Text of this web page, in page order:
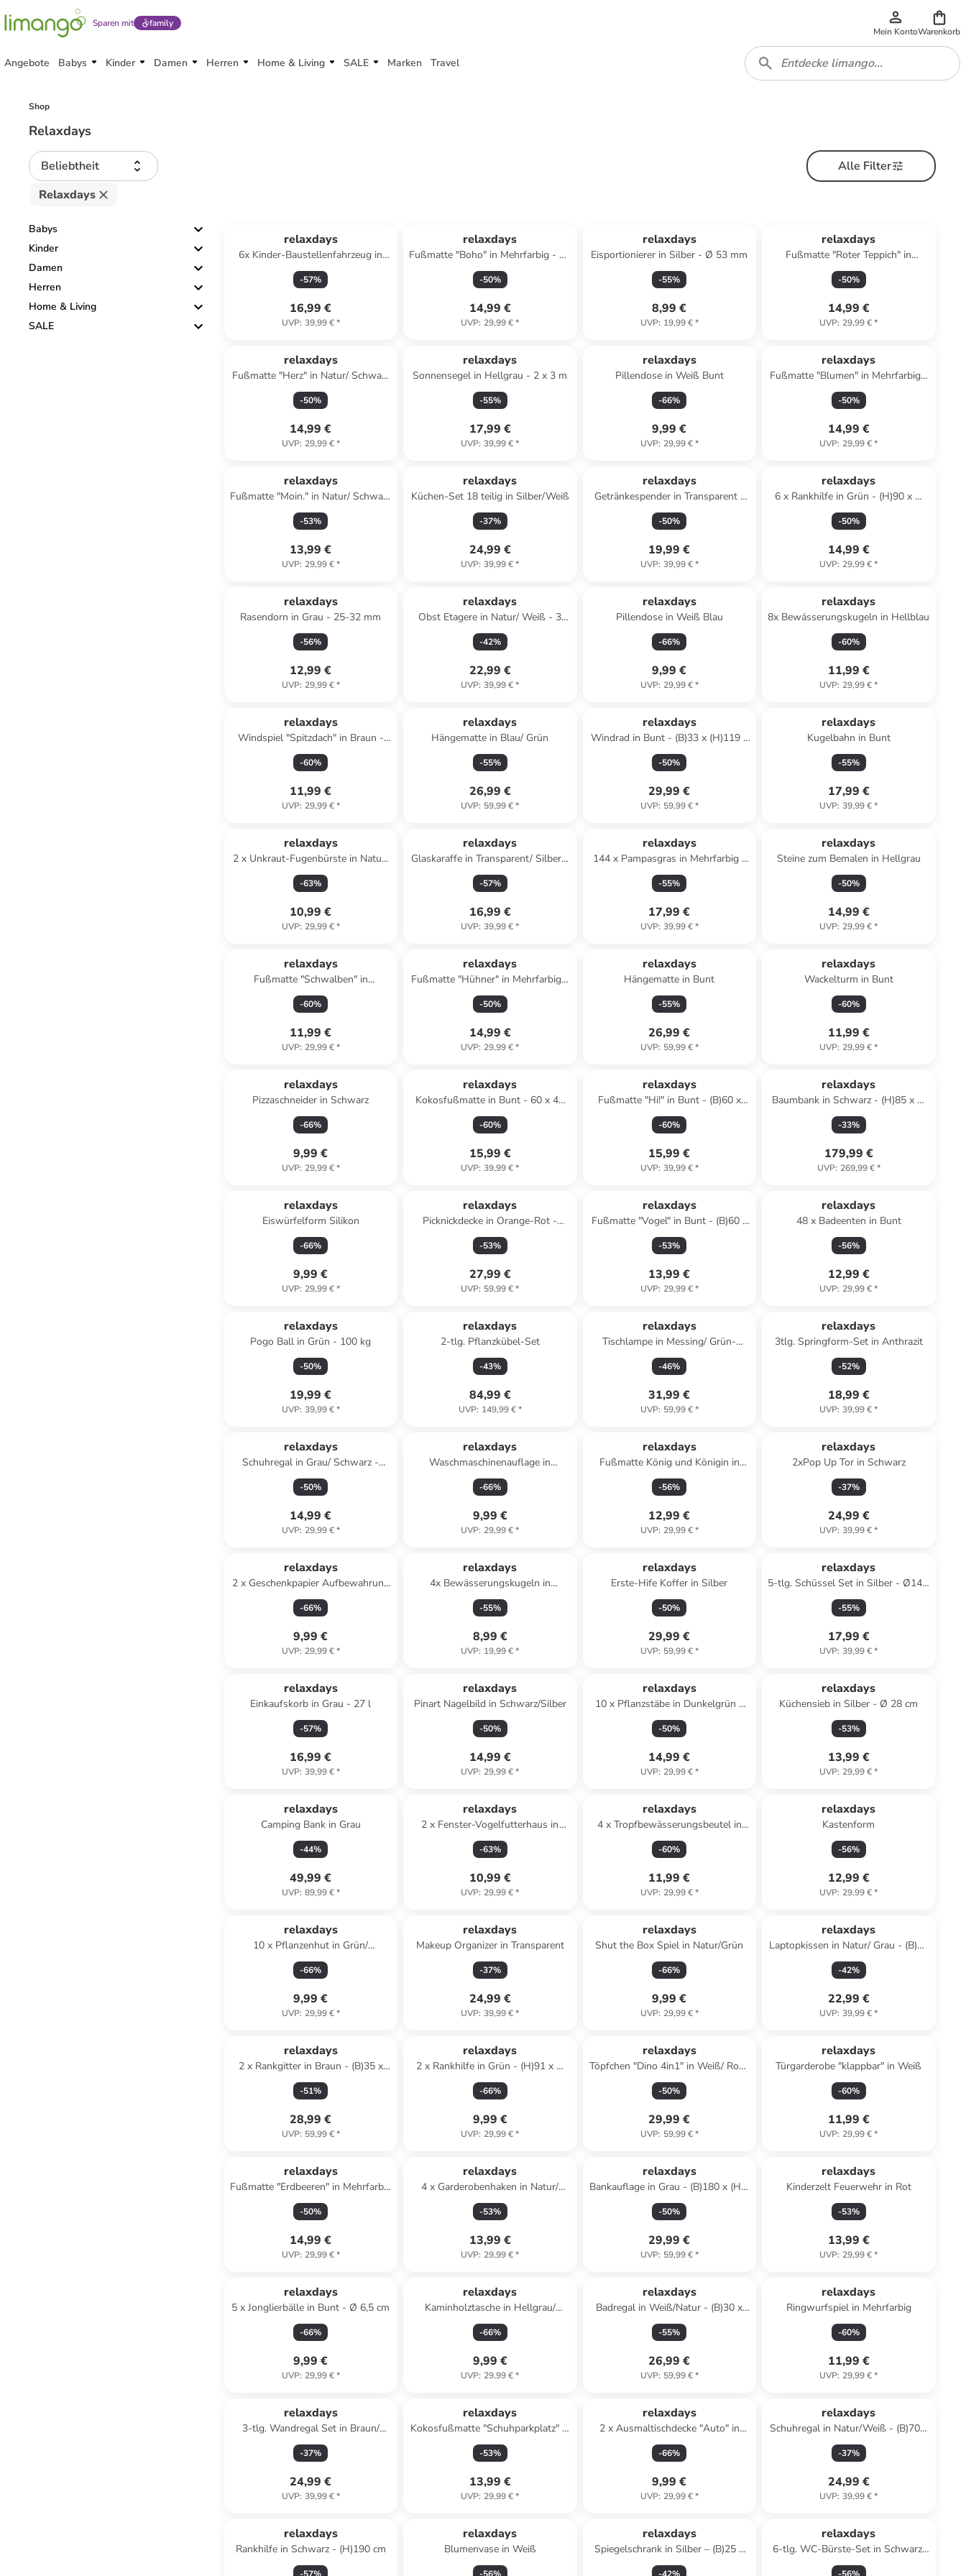
Sparen mit family
Mein KontoWarenkorb
Angebote Babys Kinder Damen Herren Home & Living SALE Marken Travel
Shop
Relaxdays
Beliebtheit
Alle Filter
Relaxdays
Babys
Kinder
Damen
Herren
Home & Living
SALE
relaxdays
6x Kinder-Baustellenfahrzeug in
Orange/ Schwarz
-57%
16,99 €
UVP: 39,99 €*
relaxdays
Fußmatte "Boho" in Mehrfarbig - 60
x 40 cm
-50%
14,99 €
UVP: 29,99 €*
relaxdays
Eisportionierer in Silber - Ø 53 mm
-55%
8,99 €
UVP: 19,99 €*
relaxdays
Fußmatte "Roter Teppich" in
Schwarz - 40 x 60 cm
-50%
14,99 €
UVP: 29,99 €*
relaxdays
Fußmatte "Herz" in Natur/ Schwarz
- 75 x 25 cm
-50%
14,99 €
UVP: 29,99 €*
relaxdays
Sonnensegel in Hellgrau - 2 x 3 m
-55%
17,99 €
UVP: 39,99 €*
relaxdays
Pillendose in Weiß Bunt
-66%
9,99 €
UVP: 29,99 €*
relaxdays
Fußmatte "Blumen" in Mehrfarbig -
60 x 40 cm
-50%
14,99 €
UVP: 29,99 €*
relaxdays
Fußmatte "Moin." in Natur/ Schwarz
- (B)75 x (T)25 cm
-53%
13,99 €
UVP: 29,99 €*
relaxdays
Küchen-Set 18 teilig in Silber/Weiß
-37%
24,99 €
UVP: 39,99 €*
relaxdays
Getränkespender in Transparent -
3,3 Liter
-50%
19,99 €
UVP: 39,99 €*
relaxdays
6 x Rankhilfe in Grün - (H)90 x Ø
28 cm
-50%
14,99 €
UVP: 29,99 €*
relaxdays
Rasendorn in Grau - 25-32 mm
-56%
12,99 €
UVP: 29,99 €*
relaxdays
Obst Etagere in Natur/ Weiß - 3
Etagen
-42%
22,99 €
UVP: 39,99 €*
relaxdays
Pillendose in Weiß Blau
-66%
9,99 €
UVP: 29,99 €*
relaxdays
8x Bewässerungskugeln in Hellblau
-60%
11,99 €
UVP: 29,99 €*
relaxdays
Windspiel "Spitzdach" in Braun -
(B)14 x (H)68 x (T)7 cm
-60%
11,99 €
UVP: 29,99 €*
relaxdays
Hängematte in Blau/ Grün
-55%
26,99 €
UVP: 59,99 €*
relaxdays
Windrad in Bunt - (B)33 x (H)119 x
(T)15,5 cm
-50%
29,99 €
UVP: 59,99 €*
relaxdays
Kugelbahn in Bunt
-55%
17,99 €
UVP: 39,99 €*
relaxdays
2 x Unkraut-Fugenbürste in Natur/
Gold
-63%
10,99 €
UVP: 29,99 €*
relaxdays
Glaskaraffe in Transparent/ Silber -
1688 ml
-57%
16,99 €
UVP: 39,99 €*
relaxdays
144 x Pampasgras in Mehrfarbig -
41 cm
-55%
17,99 €
UVP: 39,99 €*
relaxdays
Steine zum Bemalen in Hellgrau
-50%
14,99 €
UVP: 29,99 €*
relaxdays
Fußmatte "Schwalben" in
Mehrfarbig - 60 x 40 cm
-60%
11,99 €
UVP: 29,99 €*
relaxdays
Fußmatte "Hühner" in Mehrfarbig -
60 x 40 cm
-50%
14,99 €
UVP: 29,99 €*
relaxdays
Hängematte in Bunt
-55%
26,99 €
UVP: 59,99 €*
relaxdays
Wackelturm in Bunt
-60%
11,99 €
UVP: 29,99 €*
relaxdays
Pizzaschneider in Schwarz
-66%
9,99 €
UVP: 29,99 €*
relaxdays
Kokosfußmatte in Bunt - 60 x 40
cm
-60%
15,99 €
UVP: 39,99 €*
relaxdays
Fußmatte "Hi!" in Bunt - (B)60 x
(T)40 cm
-60%
15,99 €
UVP: 39,99 €*
relaxdays
Baumbank in Schwarz - (H)85 x Ø
160 cm
-33%
179,99 €
UVP: 269,99 €*
relaxdays
Eiswürfelform Silikon
-66%
9,99 €
UVP: 29,99 €*
relaxdays
Picknickdecke in Orange-Rot -
(L)200 x (B)200 cm
-53%
27,99 €
UVP: 59,99 €*
relaxdays
Fußmatte "Vogel" in Bunt - (B)60 x
(T)40 cm
-53%
13,99 €
UVP: 29,99 €*
relaxdays
48 x Badeenten in Bunt
-56%
12,99 €
UVP: 29,99 €*
relaxdays
Pogo Ball in Grün - 100 kg
-50%
19,99 €
UVP: 39,99 €*
relaxdays
2-tlg. Pflanzkübel-Set
-43%
84,99 €
UVP: 149,99 €*
relaxdays
Tischlampe in Messing/ Grün-
(H)33,5 x Ø 18 cm
-46%
31,99 €
UVP: 59,99 €*
relaxdays
3tlg. Springform-Set in Anthrazit
-52%
18,99 €
UVP: 39,99 €*
relaxdays
Schuhregal in Grau/ Schwarz -
(B)38 x (H)121 x (T)30 cm
-50%
14,99 €
UVP: 29,99 €*
relaxdays
Waschmaschinenauflage in
Anthrazit/ Creme - (B)130 x (T)55
cm
-66%
9,99 €
UVP: 29,99 €*
relaxdays
Fußmatte König und Königin in
Braun - (B)60 x (T)40 cm
-56%
12,99 €
UVP: 29,99 €*
relaxdays
2xPop Up Tor in Schwarz
-37%
24,99 €
UVP: 39,99 €*
relaxdays
2 x Geschenkpapier Aufbewahrung
in Transparent - (H)79 x Ø 22 cm
-66%
9,99 €
UVP: 29,99 €*
relaxdays
4x Bewässerungskugeln in
Terracotta
-55%
8,99 €
UVP: 19,99 €*
relaxdays
Erste-Hife Koffer in Silber
-50%
29,99 €
UVP: 59,99 €*
relaxdays
5-tlg. Schüssel Set in Silber - Ø14 -
24 cm
-55%
17,99 €
UVP: 39,99 €*
relaxdays
Einkaufskorb in Grau - 27 l
-57%
16,99 €
UVP: 39,99 €*
relaxdays
Pinart Nagelbild in Schwarz/Silber
-50%
14,99 €
UVP: 29,99 €*
relaxdays
10 x Pflanzstäbe in Dunkelgrün -
80 cm
-50%
14,99 €
UVP: 29,99 €*
relaxdays
Küchensieb in Silber - Ø 28 cm
-53%
13,99 €
UVP: 29,99 €*
relaxdays
Camping Bank in Grau
-44%
49,99 €
UVP: 89,99 €*
relaxdays
2 x Fenster-Vogelfutterhaus in
Transparent
-63%
10,99 €
UVP: 29,99 €*
relaxdays
4 x Tropfbewässerungsbeutel in
Transparent - 3,5 Liter
-60%
11,99 €
UVP: 29,99 €*
relaxdays
Kastenform
-56%
12,99 €
UVP: 29,99 €*
relaxdays
10 x Pflanzenhut in Grün/
Transparent - (B)19 x (H)22 x (T)19
cm
-66%
9,99 €
UVP: 29,99 €*
relaxdays
Makeup Organizer in Transparent
-37%
24,99 €
UVP: 39,99 €*
relaxdays
Shut the Box Spiel in Natur/Grün
-66%
9,99 €
UVP: 29,99 €*
relaxdays
Laptopkissen in Natur/ Grau - (B)46
x (H)5,5 x (T)35 cm
-42%
22,99 €
UVP: 39,99 €*
relaxdays
2 x Rankgitter in Braun - (B)35 x
(H)116 cm
-51%
28,99 €
UVP: 59,99 €*
relaxdays
2 x Rankhilfe in Grün - (H)91 x Ø
28 cm
-66%
9,99 €
UVP: 29,99 €*
relaxdays
Töpfchen "Dino 4in1" in Weiß/ Rosa
- (B)36,5 x (H)30 x (T)33,5 cm
-50%
29,99 €
UVP: 59,99 €*
relaxdays
Türgarderobe "klappbar" in Weiß
-60%
11,99 €
UVP: 29,99 €*
relaxdays
Fußmatte "Erdbeeren" in Mehrfarbig
- 60 x 40 cm
-50%
14,99 €
UVP: 29,99 €*
relaxdays
4 x Garderobenhaken in Natur/
Schwarz - (B)5 x (H)7 x (T)5 cm
-53%
13,99 €
UVP: 29,99 €*
relaxdays
Bankauflage in Grau - (B)180 x (H)7
x (T)50 cm
-50%
29,99 €
UVP: 59,99 €*
relaxdays
Kinderzelt Feuerwehr in Rot
-53%
13,99 €
UVP: 29,99 €*
relaxdays
5 x Jonglierbälle in Bunt - Ø 6,5 cm
-66%
9,99 €
UVP: 29,99 €*
relaxdays
Kaminholztasche in Hellgrau/
Schwarz - (B)50 x (H)25 x (T)25 cm
-66%
9,99 €
UVP: 29,99 €*
relaxdays
Badregal in Weiß/Natur - (B)30 x
(H)76 x (T)18,5 cm
-55%
26,99 €
UVP: 59,99 €*
relaxdays
Ringwurfspiel in Mehrfarbig
-60%
11,99 €
UVP: 29,99 €*
relaxdays
3-tlg. Wandregal Set in Braun/
Schwarz
-37%
24,99 €
UVP: 39,99 €*
relaxdays
Kokosfußmatte "Schuhparkplatz" in
Natur - 75 x 25 cm
-53%
13,99 €
UVP: 29,99 €*
relaxdays
2 x Ausmaltischdecke "Auto" in
Weiß – 3 m
-66%
9,99 €
UVP: 29,99 €*
relaxdays
Schuhregal in Natur/Weiß - (B)70 x
(H)54,5 x (T)24,5 cm
-37%
24,99 €
UVP: 39,99 €*
relaxdays
Rankhilfe in Schwarz - (H)190 cm
relaxdays
Blumenvase in Weiß
relaxdays
Spiegelschrank in Silber – (B)25 x
(H)120 x (T)12 cm
relaxdays
6-tlg. WC-Bürste-Set in Schwarz/
Silber - (L)35,5 x (Ø)8 cm